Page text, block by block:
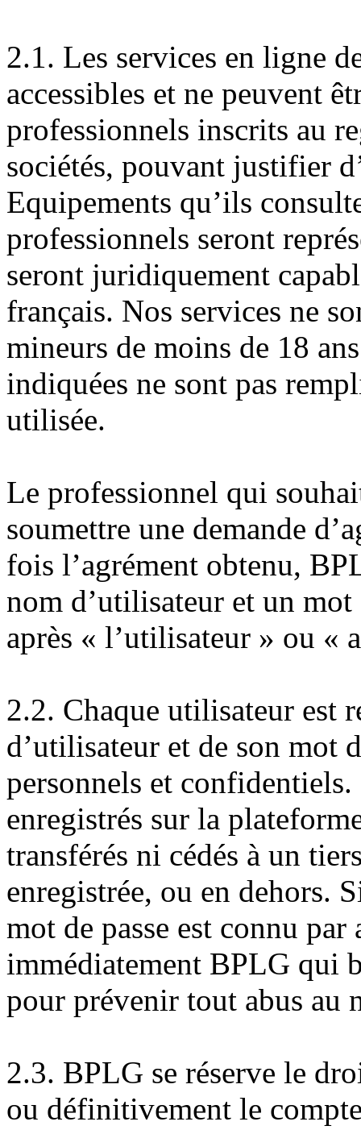
2.1. Les services en ligne
accessibles et ne peuvent
professionnels inscrits au
sociétés, pouvant justifier
Equipements qu’ils
professionnels seront
seront juridiquement
français. Nos services ne
mineurs de moins de 18
indiquées ne sont pas
utilisée.
Le professionnel qui
soumettre une demande
fois l’agrément obtenu,
nom d’utilisateur et un
après « l’utilisateur » ou «
2.2. Chaque utilisateur est
d’utilisateur et de son mot
personnels et
enregistrés sur la
transférés ni cédés à un
enregistrée, ou en dehors.
mot de passe est connu
immédiatement BPLG qui
pour prévenir tout abus au
2.3. BPLG se réserve le
ou définitivement le